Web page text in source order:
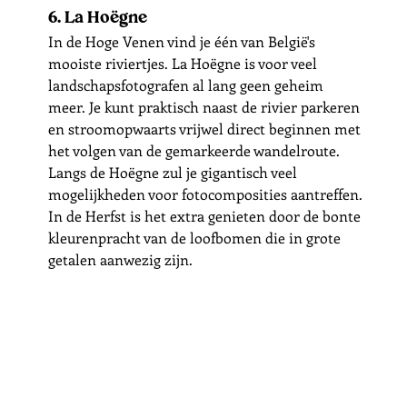
6. La Hoëgne
In de Hoge Venen vind je één van België's
mooiste riviertjes. La Hoëgne is voor veel
landschapsfotografen al lang geen geheim
meer. Je kunt praktisch naast de rivier parkeren
en stroomopwaarts vrijwel direct beginnen met
het volgen van de gemarkeerde wandelroute.
Langs de Hoëgne zul je gigantisch veel
mogelijkheden voor fotocomposities aantreffen.
In de Herfst is het extra genieten door de bonte
kleurenpracht van de loofbomen die in grote
getalen aanwezig zijn.